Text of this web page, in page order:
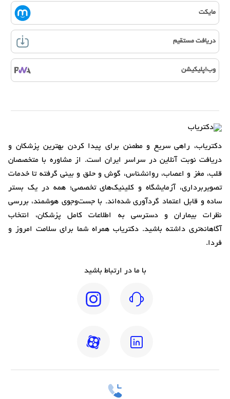
مایکت
دریافت مستقیم
وب‌اپلیکیشن
دکتریاب، راهی سریع و مطمئن برای پیدا کردن بهترین پزشکان و
دریافت نوبت آنلاین در سراسر ایران است. از مشاوره با متخصصان
قلب، مغز و اعصاب، روانشناس، گوش و حلق و بینی گرفته تا خدمات
تصویربرداری، آزمایشگاه و کلینیک‌های تخصصی؛ همه در یک بستر
ساده و قابل اعتماد گردآوری شده‌اند. با جست‌وجوی هوشمند، بررسی
نظرات بیماران و دسترسی به اطلاعات کامل پزشکان، انتخاب
آگاهانه‌تری داشته باشید. دکتریاب همراه شما برای سلامت امروز و
فردا.
با ما در ارتباط باشید